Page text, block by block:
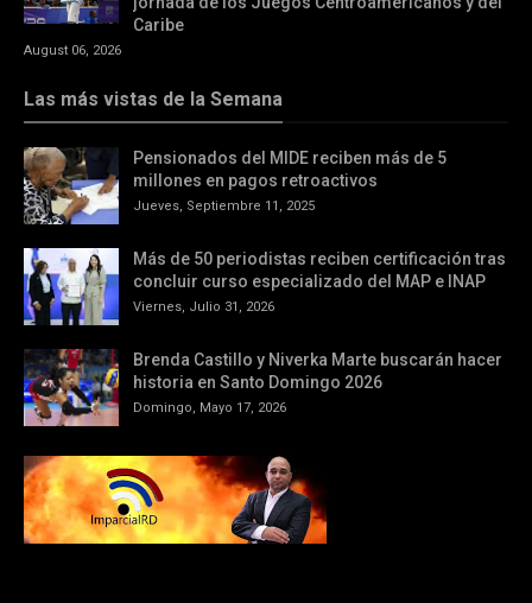
Caribe
August 06, 2026
Las más vistas de la Semana
Pensionados del MIDE reciben más de 5
millones en pagos retroactivos
Jueves, Septiembre 11, 2025
Más de 50 periodistas reciben certificación tras
concluir curso especializado del MAP e INAP
Viernes, Julio 31, 2026
Brenda Castillo y Niverka Marte buscarán hacer
historia en Santo Domingo 2026
Domingo, Mayo 17, 2026